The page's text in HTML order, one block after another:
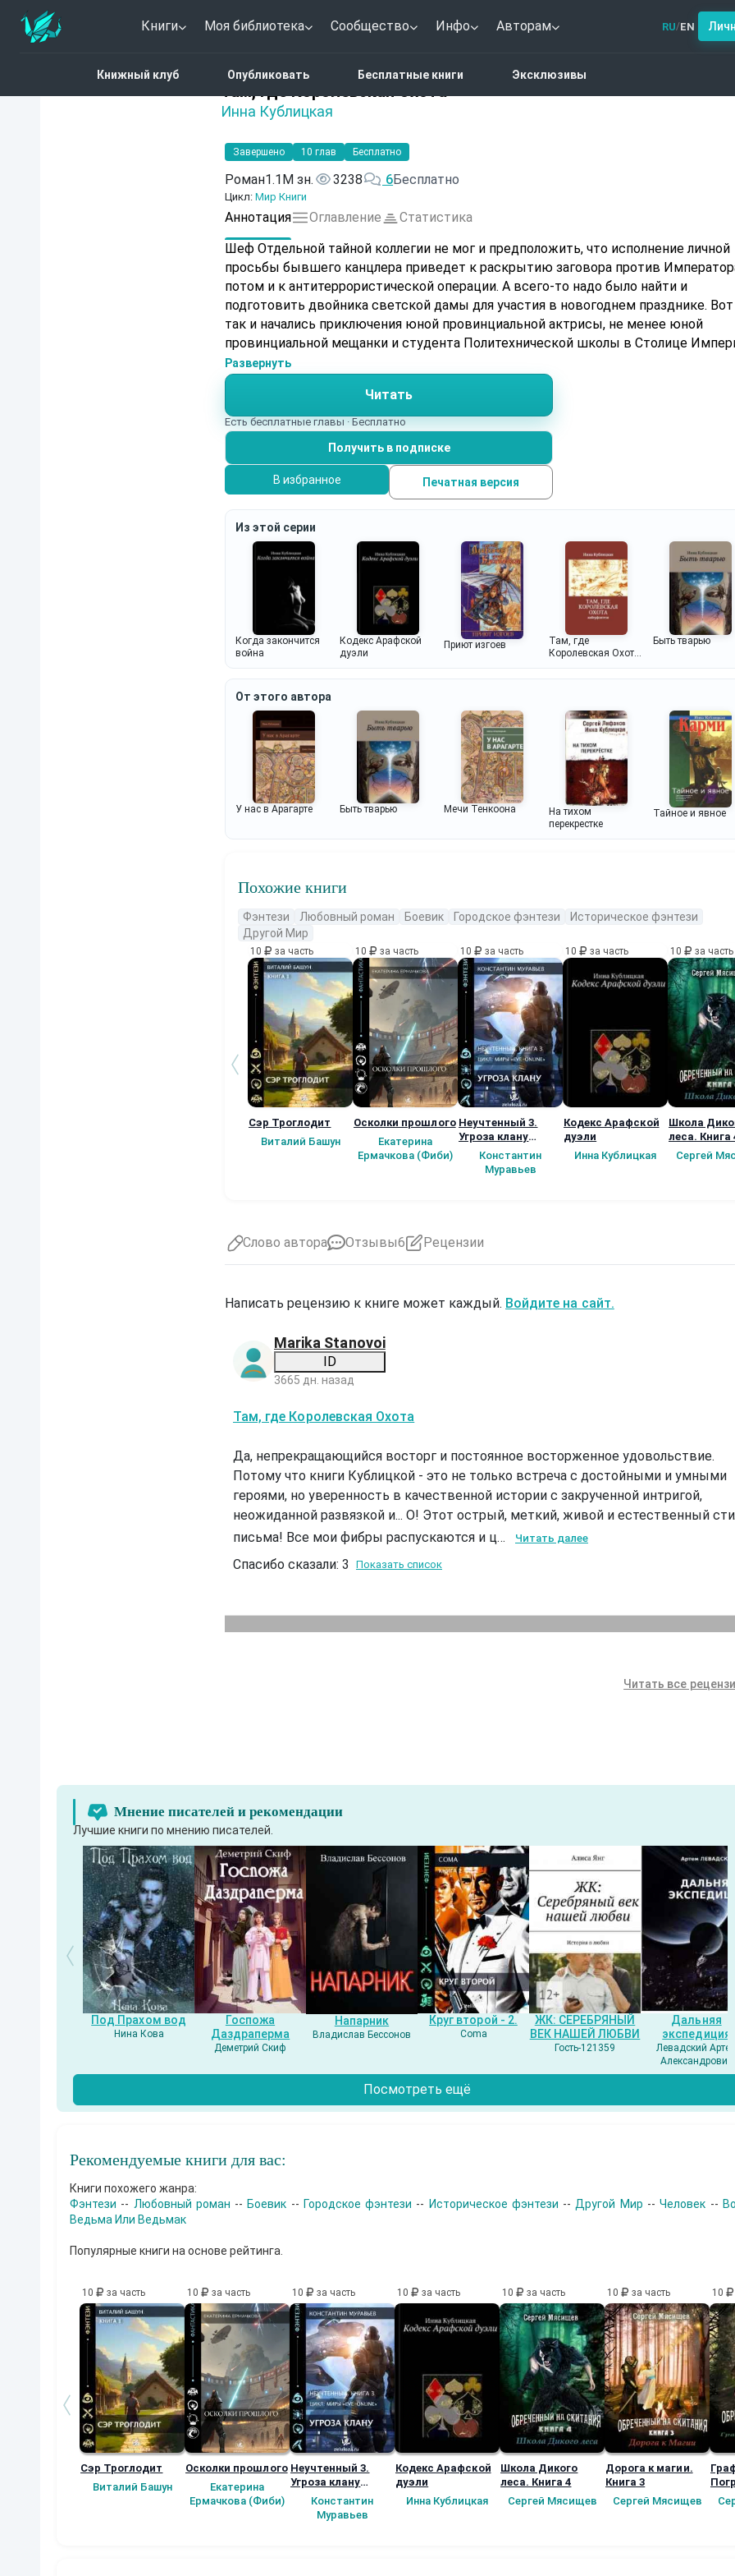
Книги Моя библиотека Сообщество Инфо Авторам RU/EN
Книжный клуб Опубликовать Бесплатные книги Эксклюзивы
Там, где Королевская Охота
Инна Кублицкая
5 (7)
Завершено 10 глав Бесплатно
Роман1.1M зн. 3238 6Бесплатно
Цикл: Мир Книги
Аннотация Оглавление
Статистика
Шеф Отдельной тайной коллегии не мог и предположить, что исполнение личной
просьбы бывшего канцлера приведет к раскрытию заговора против
потом и к антитеррористической операции. А всего-то надо было найти и
подготовить двойника светской дамы для участия в новогоднем празднике. Вот
так и начались приключения юной провинциальной актрисы, не менее юной
провинциальной мещанки и студента Политехнической школы в Столице
среди аристократов, колдунов и секретных спецслужб на фоне декораций,
примерно соответствующих концу европейского 18 века.
Развернуть
Читать
Есть бесплатные главы · Бесплатно
Получить в подписке
В избранное Печатная версия
Из этой серии
Когда закончится
война
Кодекс Арафской
дуэли
Приют изгоев
Там, где
Королевская Охота
Быть тварью
От этого автора
У нас в Арагарте Быть тварью Мечи Тенкоона
На тихом
перекрестке
Тайное и явное
Похожие книги
Фэнтези Любовный роман Боевик Городское фэнтези
Историческое фэнтези
Другой Мир
10 за часть
Сэр Троглодит
Виталий Башун
10 за часть
Осколки прошлого
Екатерина
Ермачкова (Фиби)
10 за часть
Неучтенный 3.
Угроза клану
(Альтернативное
продолжение)
Константин
Муравьев
10 за часть
Кодекс Арафской
дуэли
Инна Кублицкая
10 за часть
Школа
леса. Книга
Сергей
Слово автора Отзывы6 Рецензии
Написать рецензию к книге может каждый. Войдите на сайт.
Marika Stanovoi
ID
3665 дн. назад
Т
а
,
г
д
е
К
о
р
о
л
е
я
р
е
к
р
а
щ
а
ю
щ
и
й
с
я
в
о
с
т
о
р
с
н
е
т
ж
е
н
о
е
у
д
о
в
о
л
ь
с
т
в
и
Там, где Королевская Охота
Да, непрекращающийся восторг и постоянное восторженное удовольствие.
Потому что книги Кублицкой - это не только встреча с достойными и умными
героями, но уверенность в качественной истории с закрученной интригой,
неожиданной развязкой и... О! Этот острый, меткий, живой и естественный
письма! Все мои фибры распускаются и ц…
Читать далее
Спасибо сказали: 3 Показать список
Читать все
Мнение писателей и рекомендации
Лучшие книги по мнению писателей.
Под Прахом вод
Нина Кова
Госпожа
Даздраперма
Деметрий Скиф
Напарник
Владислав Бессонов
Круг второй - 2.
Coma
ЖК: СЕРЕБРЯНЫЙ
ВЕК НАШЕЙ ЛЮБВИ
Гость-121359
Дальняя
экспедиция
Левадский Артем
Александрович
Посмотреть ещё
Рекомендуемые книги для вас:
Книги похожего жанра:
Фэнтези -- Любовный роман --Боевик -- Городское фэнтези -- Историческое фэнтези -- Другой Мир --Человек --
Ведьма Или Ведьмак
Популярные книги на основе рейтинга.
10 за часть
Сэр Троглодит
Виталий Башун
10 за часть
Осколки прошлого
Екатерина
Ермачкова (Фиби)
10 за часть
Неучтенный 3.
Угроза клану
(Альтернативное
продолжение)
Константин
Муравьев
10 за часть
Кодекс Арафской
дуэли
Инна Кублицкая
10 за часть
Школа Дикого
леса. Книга 4
Сергей Мясищев
10 за часть
Дорога к магии.
Книга 3
Сергей Мясищев
10